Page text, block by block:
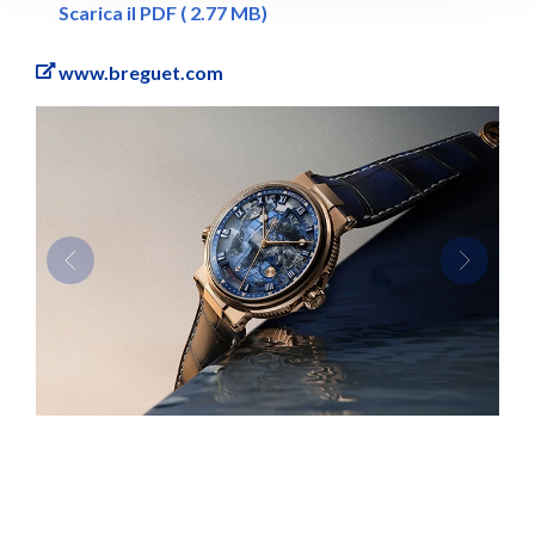
Previous Next
Scarica il PDF ( 2.77 MB)
www.breguet.com